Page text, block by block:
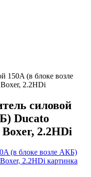
150A (в блоке возле
2.2HDi
силовой
Ducato
2.2HDi